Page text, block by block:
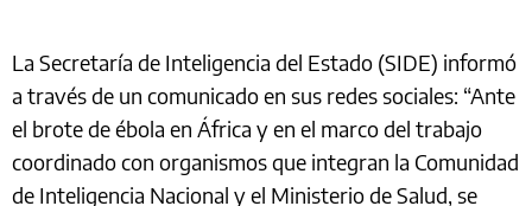
La Secretaría de Inteligencia del Estado (SIDE) informó
a través de un comunicado en sus redes sociales: “Ante
el brote de ébola en África y en el marco del trabajo
coordinado con organismos que integran la Comunidad
de Inteligencia Nacional y el Ministerio de Salud, se